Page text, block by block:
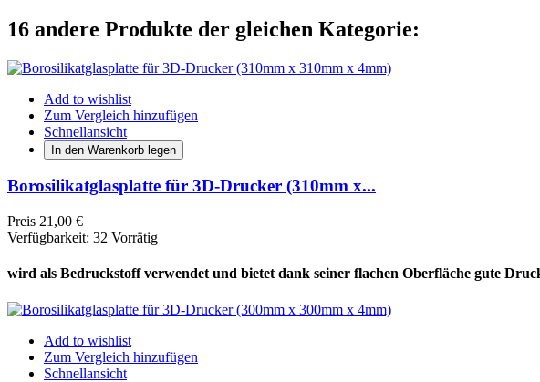
16 andere Produkte der gleichen Kategorie:
Add to wishlist
Zum Vergleich hinzufügen
Schnellansicht
In den Warenkorb legen
Borosilikatglasplatte für 3D-Drucker (310mm x...
Preis 21,00 €
Verfügbarkeit: 32 Vorrätig
wird als Bedruckstoff verwendet und bietet dank seiner flachen Oberfläche gute
Add to wishlist
Zum Vergleich hinzufügen
Schnellansicht